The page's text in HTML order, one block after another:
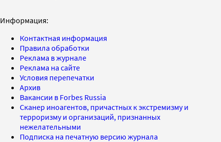
Информация:
Контактная информация
Правила обработки
Реклама в журнале
Реклама на сайте
Условия перепечатки
Архив
Вакансии в Forbes Russia
Сканер иноагентов, причастных к экстремизму и
терроризму и организаций, признанных
нежелательными
Подписка на печатную версию журнала